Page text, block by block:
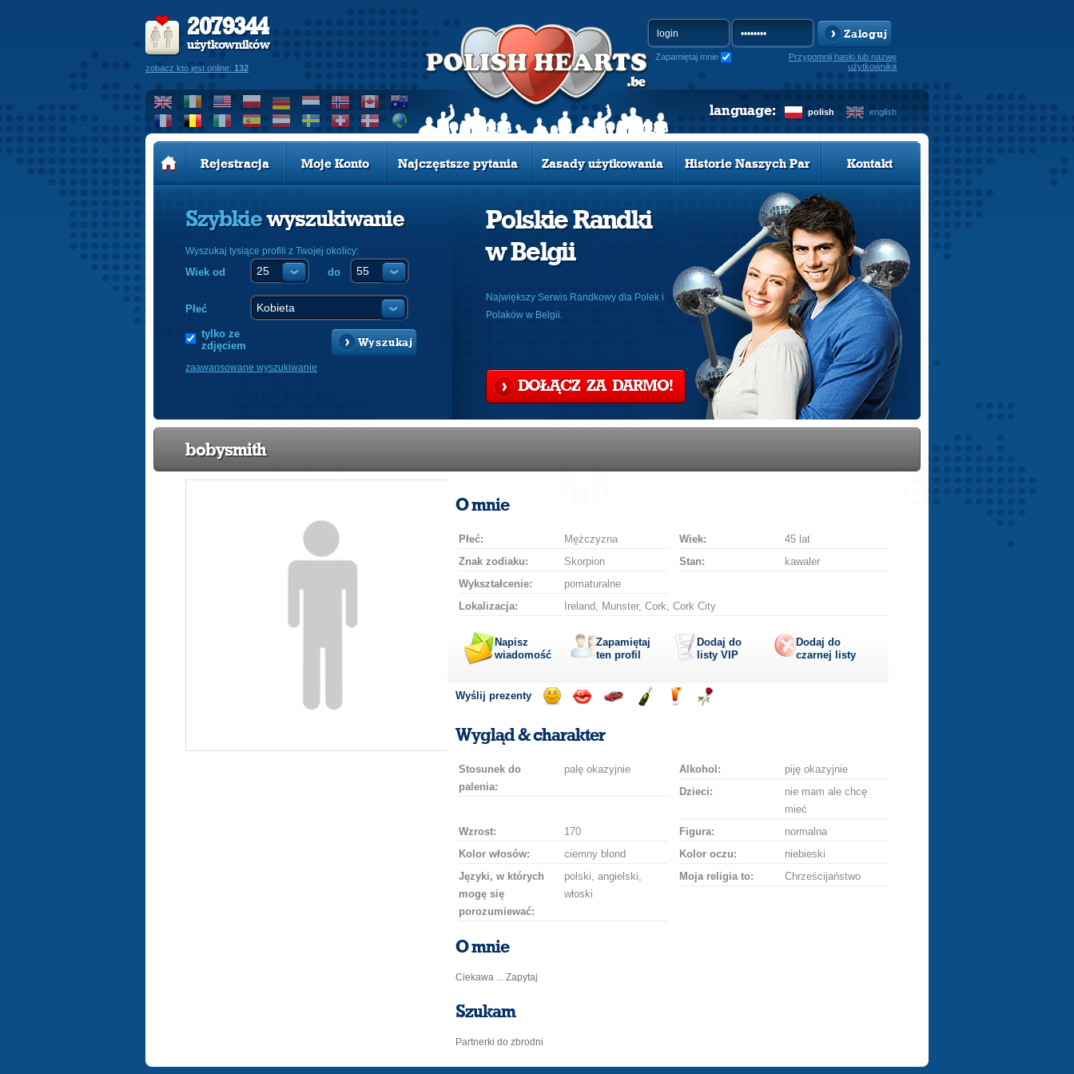
2079344
użytkowników
zobacz kto jest online: 132
Zaloguj
Zapamiętaj mnie
Przypomnij hasło lub nazwę
użytkownika
polish english
language:
Rejestracja Moje Konto Najczęstsze pytania Zasady użytkowania Historie Naszych Par Kontakt
Szybkiewyszukiwanie
Wyszukaj tysiące profili z Twojej okolicy:
Wiek od do
Płeć
tylko ze
zdjęciem
Wyszukaj
zaawansowane wyszukiwanie
Polskie Randki
w Belgii
Największy Serwis Randkowy dla Polek i
Polaków w Belgii.
DOŁĄCZ ZA DARMO!
bobysmith
O mnie
Płeć: Mężczyzna Wiek:
45 lat
Znak zodiaku:
Skorpion Stan:
kawaler
Wykształcenie:
pomaturalne
Lokalizacja:
Ireland, Munster, Cork, Cork City
Napisz
wiadomość
Zapamiętaj
ten profil
Dodaj do
listy VIP
Dodaj do
czarnej listy
Wyślij prezenty
uśmiechbuziaka
Wygląd & charakter
Stosunek do
palenia:
palę okazyjnie Alkohol:
piję okazyjnie
Dzieci:
nie mam ale chcę
mieć
Wzrost:
170 Figura:
normalna
Kolor włosów:
ciemny blond Kolor oczu:
niebieski
Języki, w których
mogę się
porozumiewać:
polski, angielski,
włoski
Moja religia to: Chrześcijaństwo
O mnie
Ciekawa ... Zapytaj
Szukam
Partnerki do zbrodni